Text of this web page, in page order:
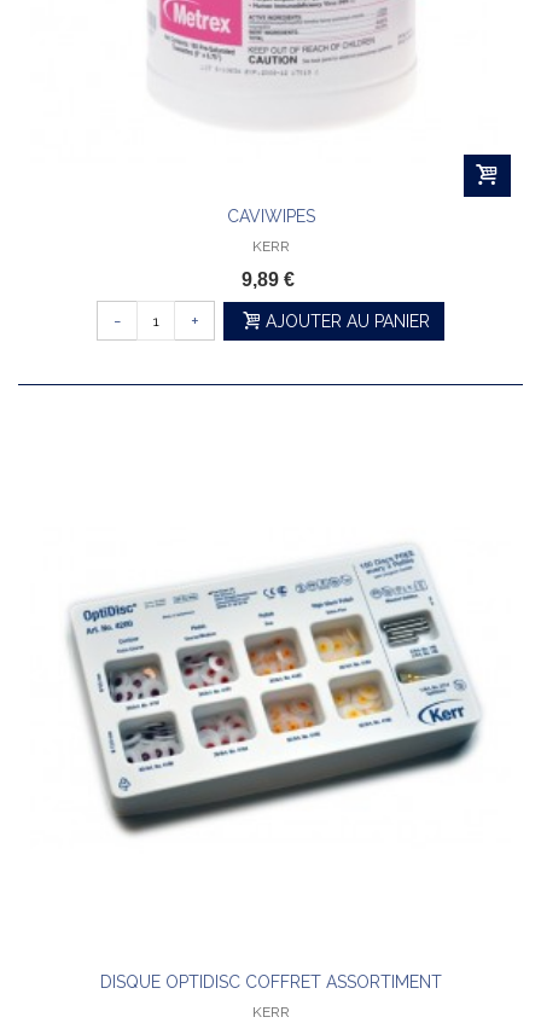
CAVIWIPES
KERR
9,89 €
- + AJOUTER AU PANIER
DISQUE OPTIDISC COFFRET ASSORTIMENT
KERR